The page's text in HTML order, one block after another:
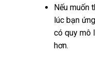
Nếu muốn
lúc bạn
có quy mô
hơn.